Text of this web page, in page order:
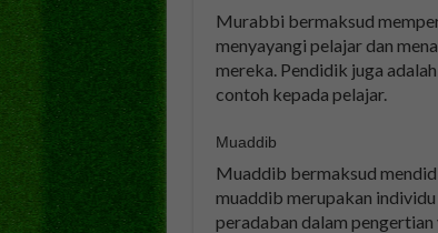
Murabbi bermaksud
menyayangi pelajar dan
mereka. Pendidik juga
contoh kepada pelajar.
Muaddib
Muaddib bermaksud
muaddib merupakan
peradaban dalam